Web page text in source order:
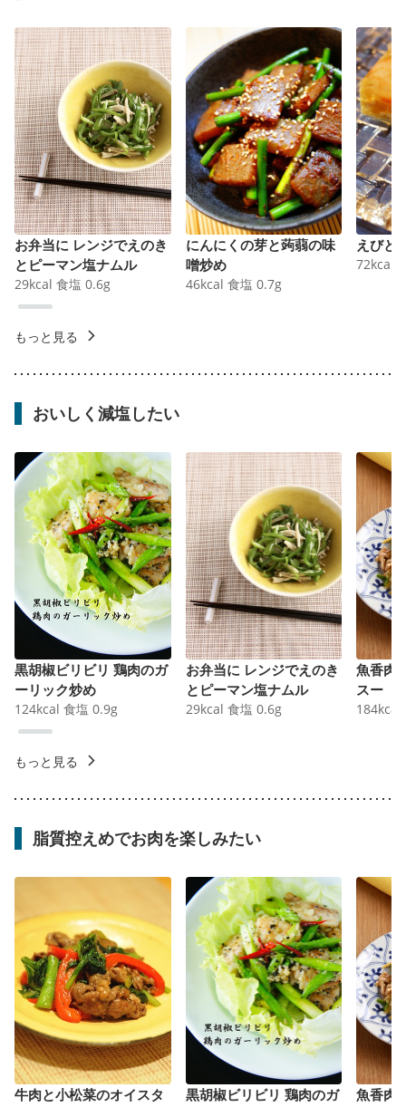
お弁当に レンジでえのき
とピーマン塩ナムル
29kcal 食塩 0.6g
にんにくの芽と蒟蒻の味
噌炒め
46kcal 食塩 0.7g
えびと
72kcal
もっと見る
おいしく減塩したい
黒胡椒ビリビリ 鶏肉のガ
ーリック炒め
124kcal 食塩 0.9g
お弁当に レンジでえのき
とピーマン塩ナムル
29kcal 食塩 0.6g
魚香肉
スー
184kcal
もっと見る
脂質控えめでお肉を楽しみたい
牛肉と小松菜のオイスタ
黒胡椒ビリビリ 鶏肉のガ
魚香肉